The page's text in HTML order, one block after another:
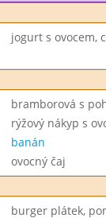
jogurt s ovocem,
bramborová s
rýžový nákyp s
banán
ovocný čaj
burger plátek,